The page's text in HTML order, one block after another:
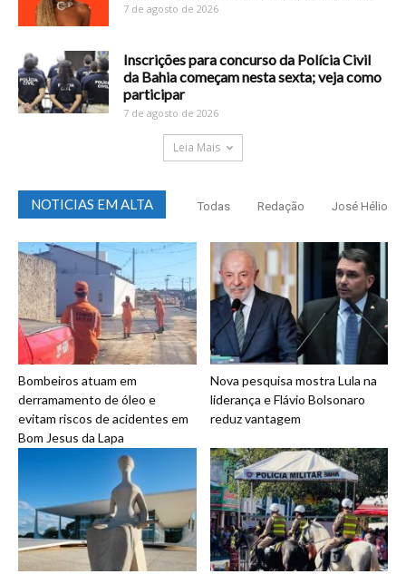
7 de agosto de 2026
Inscrições para concurso da Polícia Civil
da Bahia começam nesta sexta; veja como
participar
7 de agosto de 2026
Leia Mais
NOTICIAS EM ALTA Todas Redação José Hélio
Bombeiros atuam em
derramamento de óleo e
evitam riscos de acidentes em
Bom Jesus da Lapa
Nova pesquisa mostra Lula na
liderança e Flávio Bolsonaro
reduz vantagem